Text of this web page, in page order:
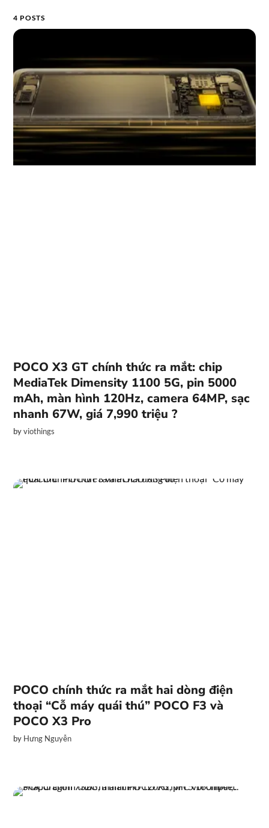
4 POSTS
POCO X3 GT chính thức ra mắt: chip
MediaTek Dimensity 1100 5G, pin 5000
mAh, màn hình 120Hz, camera 64MP, sạc
nhanh 67W, giá 7,990 triệu ?
byviothings
POCO chính thức ra mắt hai dòng điện
thoại “Cỗ máy quái thú” POCO F3 và
POCO X3 Pro
by Hưng Nguyễn